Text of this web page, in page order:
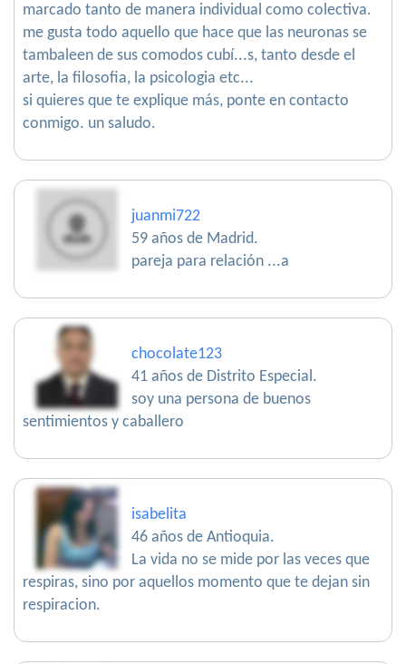
marcado tanto de manera individual como colectiva.
me gusta todo aquello que hace que las neuronas se
tambaleen de sus comodos cubí...s, tanto desde el
arte, la filosofia, la psicologia etc...
si quieres que te explique más, ponte en contacto
conmigo. un saludo.
juanmi722
59 años de Madrid.
pareja para relación ...a
chocolate123
41 años de Distrito Especial.
soy una persona de buenos
sentimientos y caballero
isabelita
46 años de Antioquia.
La vida no se mide por las veces que
respiras, sino por aquellos momento que te dejan sin
respiracion.